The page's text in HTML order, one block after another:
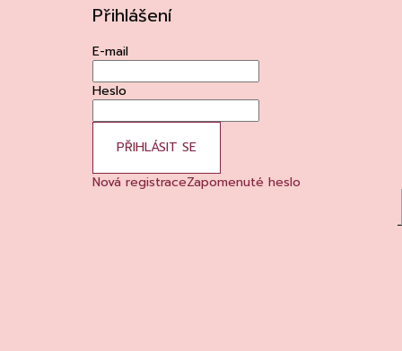
Přihlášení
E-mail
Heslo
PŘIHLÁSIT SE
Nová registraceZapomenuté heslo